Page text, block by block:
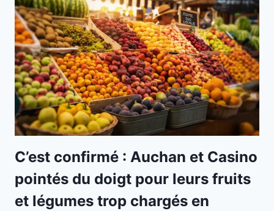
C’est confirmé : Auchan et Casino
pointés du doigt pour leurs fruits
et légumes trop chargés en